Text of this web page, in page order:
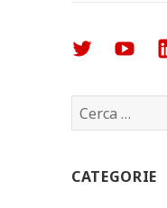
Arturo
Corinto
su
Arturo
Corinto
su
Ricerca
per:
CATEGORIE